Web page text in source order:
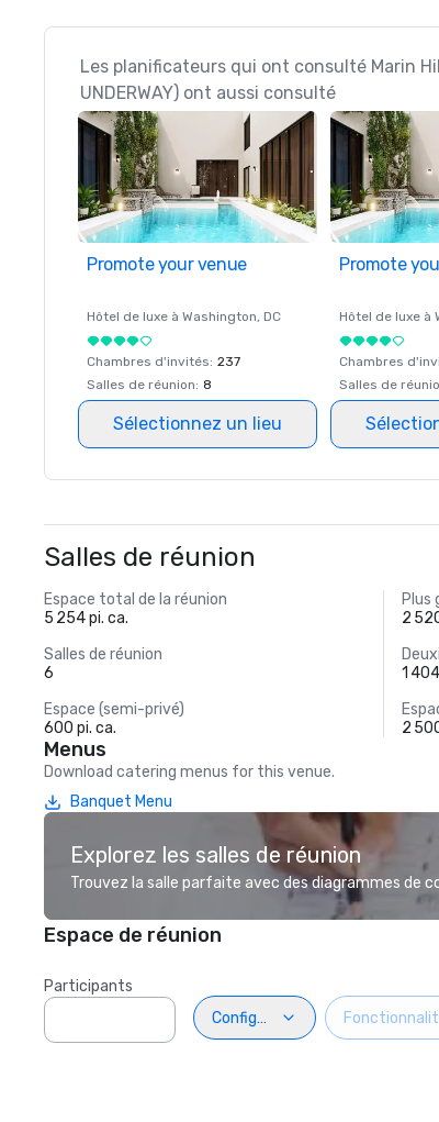
Les planificateurs qui ont consulté Marin
UNDERWAY) ont aussi consulté
Promote your venue
Hôtel de luxe à Washington, DC
Chambres d'invités: 237
Salles de réunion: 8
Sélectionnez un lieu
Promote
Hôtel de luxe à
Chambres
Salles de
Salles de réunion
Espace total de la réunion
5 254 pi. ca.
Plus
2
Salles de réunion
6
1
Espace (semi-privé)
600 pi. ca.
2
Menus
Download catering menus for this venue.
Banquet Menu
Explorez les salles de réunion
Trouvez la salle parfaite avec des diagrammes de
Espace de réunion
Participants
Configuration